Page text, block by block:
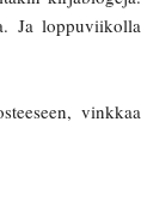
Ja loppuviikolla
vinkkaa